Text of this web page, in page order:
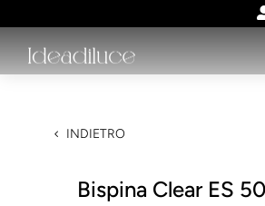
INDIETRO
Bispina Clear ES